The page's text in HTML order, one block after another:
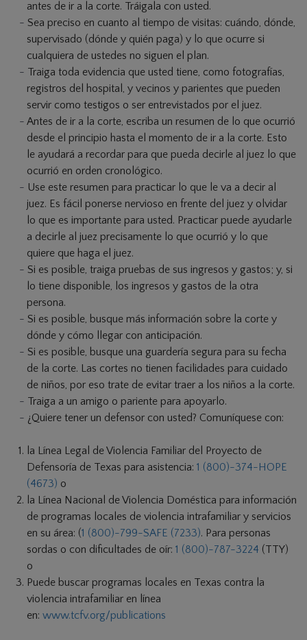
antes de ir a la corte. Tráigala con usted.
Sea preciso en cuanto al tiempo de visitas: cuándo, dónde,
supervisado (dónde y quién paga) y lo que ocurre si
cualquiera de ustedes no siguen el plan.
Traiga toda evidencia que usted tiene, como fotografías,
registros del hospital, y vecinos y parientes que pueden
servir como testigos o ser entrevistados por el juez.
Antes de ir a la corte, escriba un resumen de lo que ocurrió
desde el principio hasta el momento de ir a la corte. Esto
le ayudará a recordar para que pueda decirle al juez lo que
ocurrió en orden cronológico.
Use este resumen para practicar lo que le va a decir al
juez. Es fácil ponerse nervioso en frente del juez y olvidar
lo que es importante para usted. Practicar puede ayudarle
a decirle al juez precisamente lo que ocurrió y lo que
quiere que haga el juez.
Si es posible, traiga pruebas de sus ingresos y gastos; y, si
lo tiene disponible, los ingresos y gastos de la otra
persona.
Si es posible, busque más información sobre la corte y
dónde y cómo llegar con anticipación.
Si es posible, busque una guardería segura para su fecha
de la corte. Las cortes no tienen facilidades para cuidado
de niños, por eso trate de evitar traer a los niños a la corte.
Traiga a un amigo o pariente para apoyarlo.
¿Quiere tener un defensor con usted? Comuníquese con:
la Línea Legal de Violencia Familiar del Proyecto de
Defensoría de Texas para asistencia: 1 (800)-374-HOPE
(4673) o
la Línea Nacional de Violencia Doméstica para información
de programas locales de violencia intrafamiliar y servicios
en su área: (1 (800)-799-SAFE (7233). Para personas
sordas o con dificultades de oír: 1 (800)-787-3224 (TTY)
o
Puede buscar programas locales en Texas contra la
violencia intrafamiliar en línea
en: www.tcfv.org/publications